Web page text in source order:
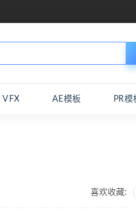
VFX AE模板 PR模
喜欢收藏: